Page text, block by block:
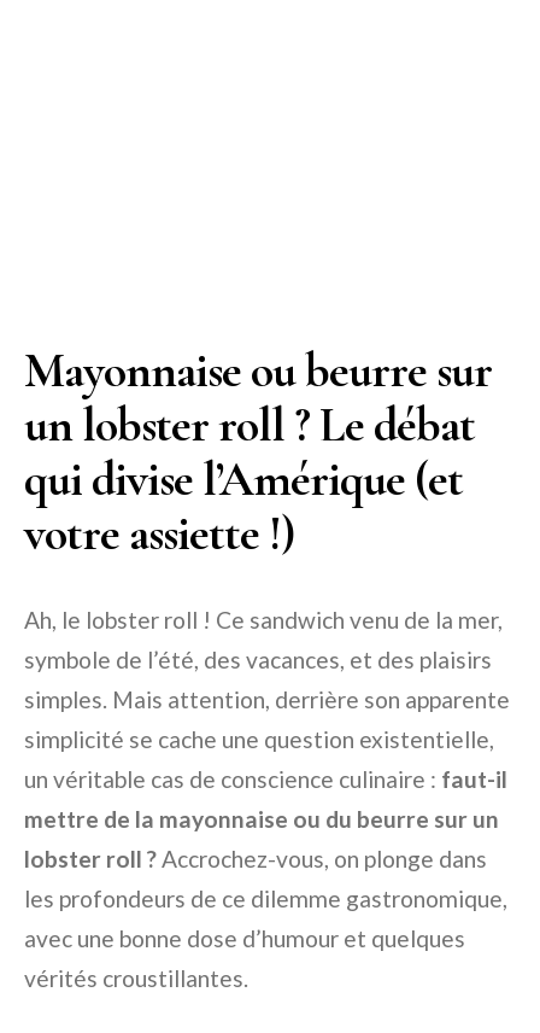
Mayonnaise ou beurre sur
un lobster roll ? Le débat
qui divise l’Amérique (et
votre assiette !)
Ah, le lobster roll ! Ce sandwich venu de la mer,
symbole de l’été, des vacances, et des plaisirs
simples. Mais attention, derrière son apparente
simplicité se cache une question existentielle,
un véritable cas de conscience culinaire : faut-il
mettre de la mayonnaise ou du beurre sur un
lobster roll ?Accrochez-vous, on plonge dans
les profondeurs de ce dilemme gastronomique,
avec une bonne dose d’humour et quelques
vérités croustillantes.